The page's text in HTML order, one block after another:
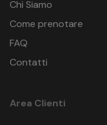
Chi Siamo
Come prenotare
FAQ
Contatti
Area Clienti